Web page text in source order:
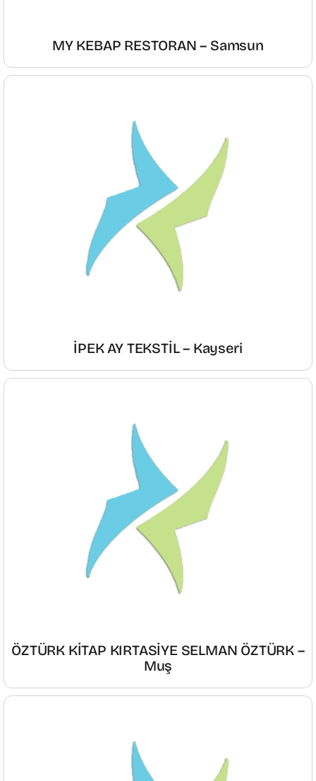
MY KEBAP RESTORAN – Samsun
İPEK AY TEKSTİL – Kayseri
ÖZTÜRK KİTAP KIRTASİYE SELMAN ÖZTÜRK –
Muş